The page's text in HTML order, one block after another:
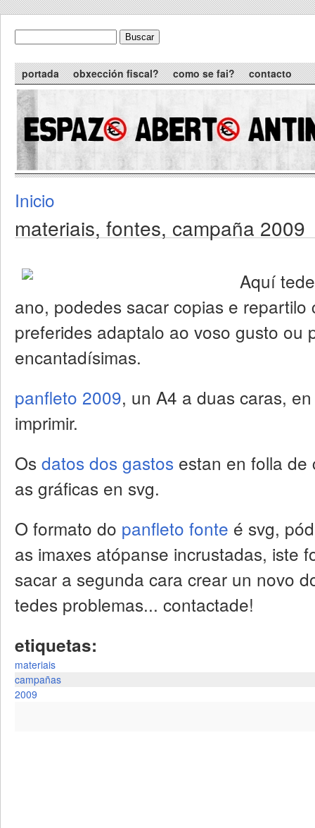
formulario de busca
Main menu
portada obxección fiscal? como se fai? contacto
You are here
Inicio
materiais, fontes, campaña 2009
Aquí
ano, podedes sacar copias e repartilo
preferides adaptalo ao voso gusto ou
encantadísimas.
panfleto 2009, un A4 a duas caras,
imprimir.
Os datos dos gastos estan en folla de
as gráficas en svg.
O formato do panfleto fonte é svg,
as imaxes atópanse incrustadas, iste
sacar a segunda cara crear un novo
tedes problemas... contactade!
etiquetas:
materiais
campañas
2009